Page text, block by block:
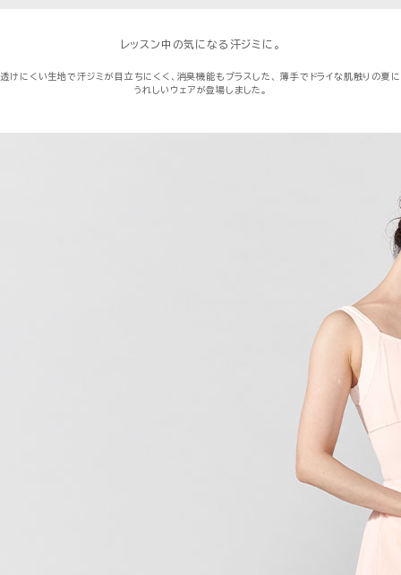
レッスン中の気になる汗ジミに。
透けにくい生地で汗ジミが目立ちにくく、消臭機能もプラスした、
薄手でドライな肌触りの夏に
うれしいウェアが登場しました。